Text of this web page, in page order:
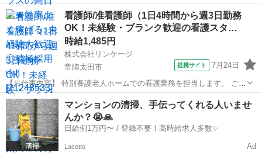
日払い可＆シフト自由／ とにかく日給が良い！！高日給で安心・安定
の暮らし♪月収30万円以上も可能！ ▼おシゴトの内容はとってもカン
タン！ 人や車の誘導・案内...
茨城 常陸太田市 警備員
看護師/准看護師（1日4時間から週3日勤務
OK！未経験・ブランク歓迎の看護スタ…
時給1,485円
株式会社リンケージ
常陸太田市
提携サイト 7月24日
【お仕事内容】 特別養護老人ホームでの看護業務を担当します。 ご利
用者のバイタルチェックや服薬管理、医師の指示による簡易的な医療
処置、健康相談などを行います。 雇用期間は1年（原則更新）です。
【就業場所】 特別養護老人...
茨城 常陸太田市
マンションの清掃、手伝ってくれる人いませ
んか？😭🙏
日給例1万円〜 / 登録不要！高時給求人多数✨
Lacotto Ad